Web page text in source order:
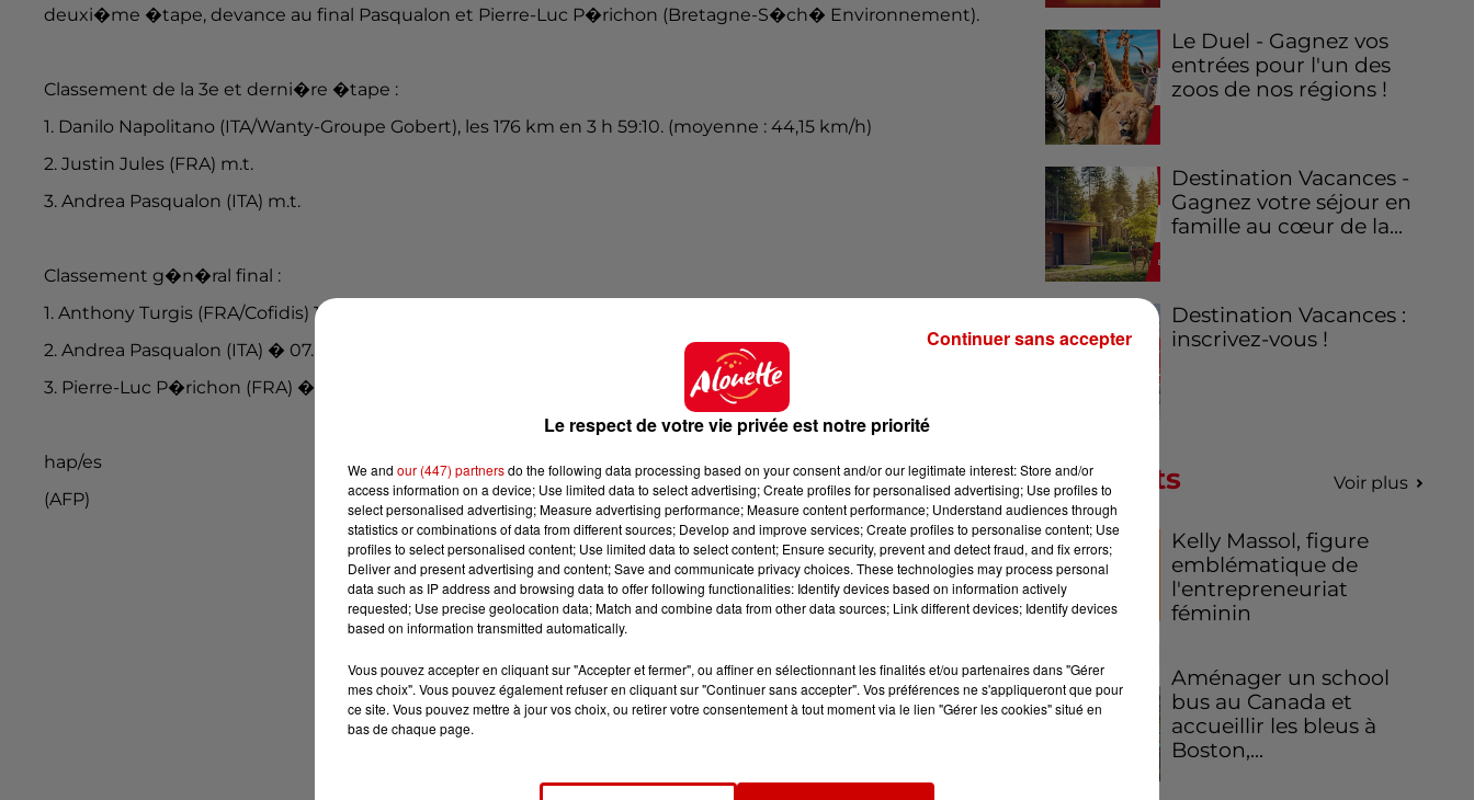
deuxi�me �tape, devance au final Pasqualon et Pierre-Luc P�richon (Bretagne-S�ch� Environnement).
Classement de la 3e et derni�re �tape :
1. Danilo Napolitano (ITA/Wanty-Groupe Gobert), les 176 km en 3 h 59:10. (moyenne : 44,15 km/h)
2. Justin Jules (FRA) m.t.
3. Andrea Pasqualon (ITA) m.t.
Classement g�n�ral final :
1. Anthony Turgis (FRA/Cofidis) 13 h 05:46.
2. Andrea Pasqualon (ITA) � 07.
3. Pierre-Luc P�richon (FRA) � 14.
hap/es
(AFP)
Le Duel - Gagnez vos
entrées pour l'un des
zoos de nos régions !
Destination Vacances -
Gagnez votre séjour en
famille au cœur de la...
Destination Vacances :
inscrivez-vous !
Podcasts Voir plus
Kelly Massol, figure
emblématique de
l'entrepreneuriat
féminin
Aménager un school
bus au Canada et
accueillir les bleus à
Boston,...
Le respect de votre vie privée est notre priorité
We and our (447) partnersdo the following data processing based on your consent and/or our legitimate interest: Store and/or
access information on a device; Use limited data to select advertising; Create profiles for personalised advertising; Use profiles to
select personalised advertising; Measure advertising performance; Measure content performance; Understand audiences through
statistics or combinations of data from different sources; Develop and improve services; Create profiles to personalise content; Use
profiles to select personalised content; Use limited data to select content; Ensure security, prevent and detect fraud, and fix errors;
Deliver and present advertising and content; Save and communicate privacy choices. These technologies may process personal
data such as IP address and browsing data to offer following functionalities: Identify devices based on information actively
requested; Use precise geolocation data; Match and combine data from other data sources; Link different devices; Identify devices
based on information transmitted automatically.
Vous pouvez accepter en cliquant sur "Accepter et fermer", ou affiner en sélectionnant les finalités et/ou partenaires dans "Gérer
mes choix". Vous pouvez également refuser en cliquant sur "Continuer sans accepter". Vos préférences ne s'appliqueront que pour
ce site. Vous pouvez mettre à jour vos choix, ou retirer votre consentement à tout moment via le lien "Gérer les cookies" situé en
bas de chaque page.
Continuer sans accepter